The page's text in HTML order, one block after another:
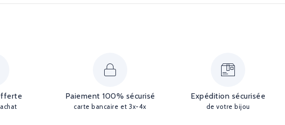
Paiement 100% sécurisé
carte bancaire et 3x-4x
Expédition sécurisée
de votre bijou